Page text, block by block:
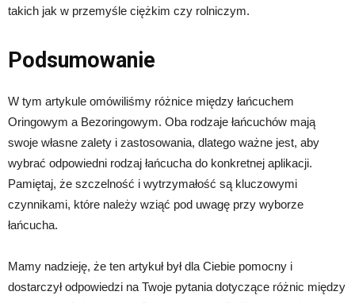
takich jak w przemyśle ciężkim czy rolniczym.
Podsumowanie
W tym artykule omówiliśmy różnice między łańcuchem
Oringowym a Bezoringowym. Oba rodzaje łańcuchów mają
swoje własne zalety i zastosowania, dlatego ważne jest, aby
wybrać odpowiedni rodzaj łańcucha do konkretnej aplikacji.
Pamiętaj, że szczelność i wytrzymałość są kluczowymi
czynnikami, które należy wziąć pod uwagę przy wyborze
łańcucha.
Mamy nadzieję, że ten artykuł był dla Ciebie pomocny i
dostarczył odpowiedzi na Twoje pytania dotyczące różnic między